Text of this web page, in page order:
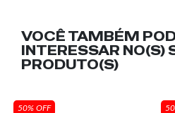
VOCÊ TAMBÉM
INTERESSAR NO(S)
PRODUTO(S)
50% OFF